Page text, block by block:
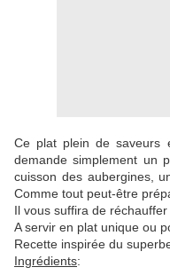
Ce plat plein de saveurs
demande simplement un
cuisson des aubergines,
Comme tout peut-être
Il vous suffira de
A servir en plat unique ou
Recette inspirée du
Ingrédients: